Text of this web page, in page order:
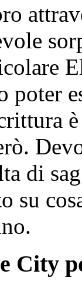
poter
di
su
City